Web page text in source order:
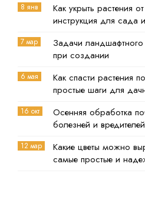
8 янв
Как укрыть растения
инструкция для сада
7 мар
Задачи
при создании
6 мая
Как спасти растения
простые шаги для
16 окт
Осенняя обработка
болезней и вредителей
12 мар
Какие цветы можно
самые простые и